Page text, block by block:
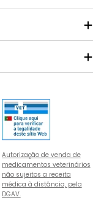
Autorização de venda de
medicamentos veterinários
não sujeitos a receita
médica à distância, pela
DGAV.